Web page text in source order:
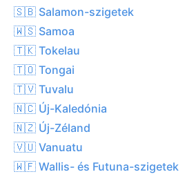
🇸🇧 Salamon-szigetek
🇼🇸 Samoa
🇹🇰 Tokelau
🇹🇴 Tongai
🇹🇻 Tuvalu
🇳🇨 Új-Kaledónia
🇳🇿 Új-Zéland
🇻🇺 Vanuatu
🇼🇫 Wallis- és Futuna-szigetek